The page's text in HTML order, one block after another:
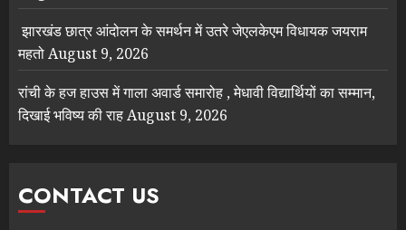
झारखंड छात्र आंदोलन के समर्थन में उतरे जेएलकेएम विधायक जयराम
महतोAugust 9, 2026
रांची के हज हाउस में गाला अवार्ड समारोह , मेधावी विद्यार्थियों का सम्मान,
दिखाई भविष्य की राहAugust 9, 2026
CONTACT US